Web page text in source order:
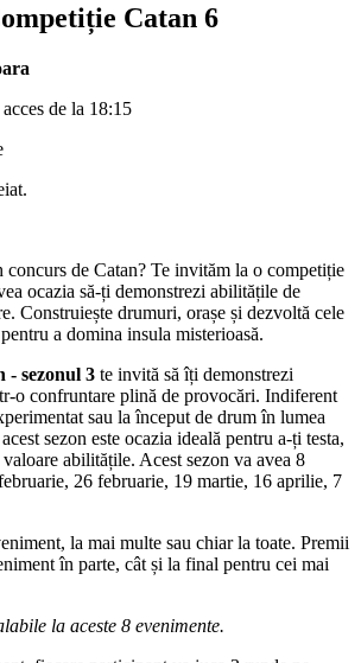
Catan 6
de la 18:15
concurs de Catan? Te invităm la o competiție
ocazia să-ți demonstrezi abilitățile de
Construiește drumuri, orașe și dezvoltă cele
a domina insula misterioasă.
- sezonul 3 te invită să îți demonstrezi
o confruntare plină de provocări. Indiferent
sau la început de drum în lumea
sezon este ocazia ideală pentru a-ți testa,
abilitățile. Acest sezon va avea 8
26 februarie, 19 martie, 16 aprilie, 7
la mai multe sau chiar la toate. Premii
în parte, cât și la final pentru cei mai
la aceste 8 evenimente.